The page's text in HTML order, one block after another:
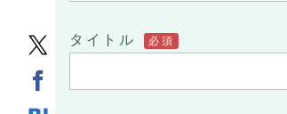
タイトル 必須